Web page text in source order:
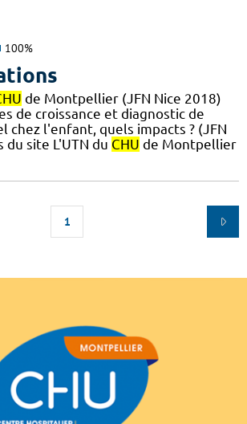
100%
de Montpellier (JFN Nice 2018)
de croissance et diagnostic de
l'enfant, quels impacts ? (JFN
du site L'UTN du CHU de Montpellier
1